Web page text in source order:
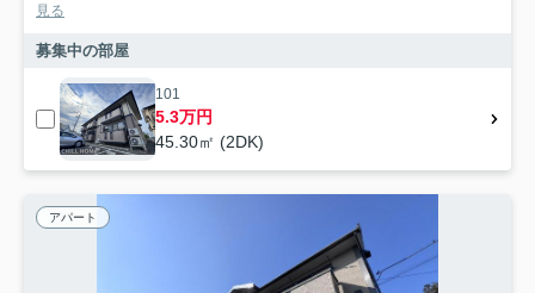
見る
募集中の部屋
101
5.3万円
45.30㎡ (2DK)
アパート